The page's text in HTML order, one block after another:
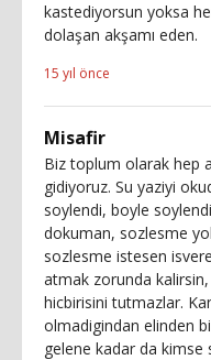
kastediyorsun yoksa
dolaşan akşamı eden.
15 yıl önce
Misafir
Biz toplum olarak hep
gidiyoruz. Su yaziyi
soylendi, boyle
dokuman, sozlesme
sozlesme istesen
atmak zorunda
hicbirisini tutmazlar.
olmadigindan elinden
gelene kadar da kimse